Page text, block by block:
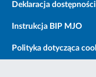
Deklaracja dostępności
Instrukcja BIP MJO
Polityka dotycząca